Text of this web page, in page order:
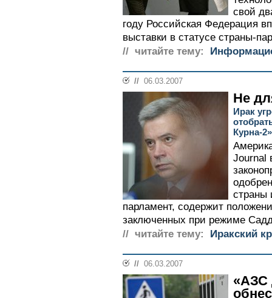
свой
году Российская Федерация
выставки в статусе страны-
// читайте тему:
// 06.03.2007
Не
Ирак
Курна-2»
Journal
страны
парламент, содержит
заключенных при режиме
// читайте тему:
Иракский
// 06.03.2007
«АЗС